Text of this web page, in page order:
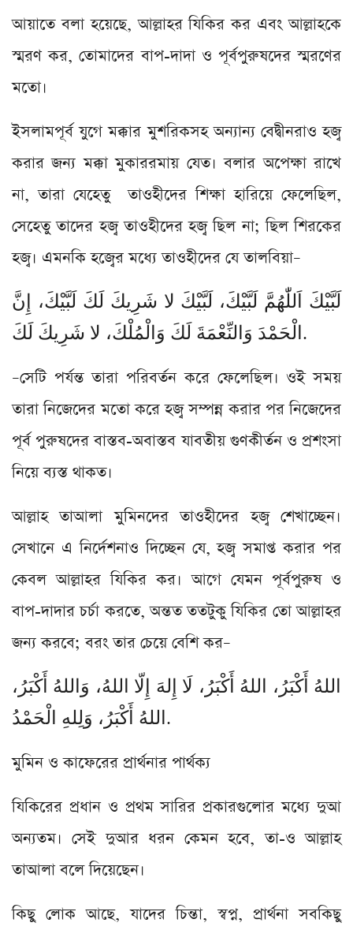
আয়াতে বলা হয়েছে, আল্লাহর যিকির কর এবং আল্লাহকে
স্মরণ কর, তোমাদের বাপ-দাদা ও পূর্বপুরুষদের স্মরণের
মতো।
ইসলামপূর্ব যুগে মক্কার মুশরিকসহ অন্যান্য বেদ্বীনরাও হজ্ব
করার জন্য মক্কা মুকাররমায় যেত। বলার অপেক্ষা রাখে
না, তারা যেহেতু তাওহীদের শিক্ষা হারিয়ে ফেলেছিল,
সেহেতু তাদের হজ্ব তাওহীদের হজ্ব ছিল না; ছিল শিরকের
হজ্ব। এমনকি হজ্বের মধ্যে তাওহীদের যে তালবিয়া–
لَبَّيْكَ اَللّٰهُمَّ لَبَّيْكَ، لَبَّيْكَ لا شَرِيكَ لَكَ لَبَّيْكَ، إِنَّ
الْحَمْدَ وَالنِّعْمَةَ لَكَ وَالْمُلْكَ، لا شَرِيكَ لَكَ.
–সেটি পর্যন্ত তারা পরিবর্তন করে ফেলেছিল। ওই সময়
তারা নিজেদের মতো করে হজ্ব সম্পন্ন করার পর নিজেদের
পূর্ব পুরুষদের বাস্তব-অবাস্তব যাবতীয় গুণকীর্তন ও প্রশংসা
নিয়ে ব্যস্ত থাকত।
আল্লাহ তাআলা মুমিনদের তাওহীদের হজ্ব শেখাচ্ছেন।
সেখানে এ নির্দেশনাও দিচ্ছেন যে, হজ্ব সমাপ্ত করার পর
কেবল আল্লাহর যিকির কর। আগে যেমন পূর্বপুরুষ ও
বাপ-দাদার চর্চা করতে, অন্তত ততটুকু যিকির তো আল্লাহর
জন্য করবে; বরং তার চেয়ে বেশি কর–
اللهُ أَكْبَرُ، اللهُ أَكْبَرُ، لَا إِلهَ إِلّا اللهُ، وَاللهُ أَكْبَرُ،
اللهُ أَكْبَرُ، وَلِلهِ الْحَمْدُ.
মুমিন ও কাফেরের প্রার্থনার পার্থক্য
যিকিরের প্রধান ও প্রথম সারির প্রকারগুলোর মধ্যে দুআ
অন্যতম। সেই দুআর ধরন কেমন হবে, তা-ও আল্লাহ
তাআলা বলে দিয়েছেন।
কিছু লোক আছে, যাদের চিন্তা, স্বপ্ন, প্রার্থনা সবকিছু